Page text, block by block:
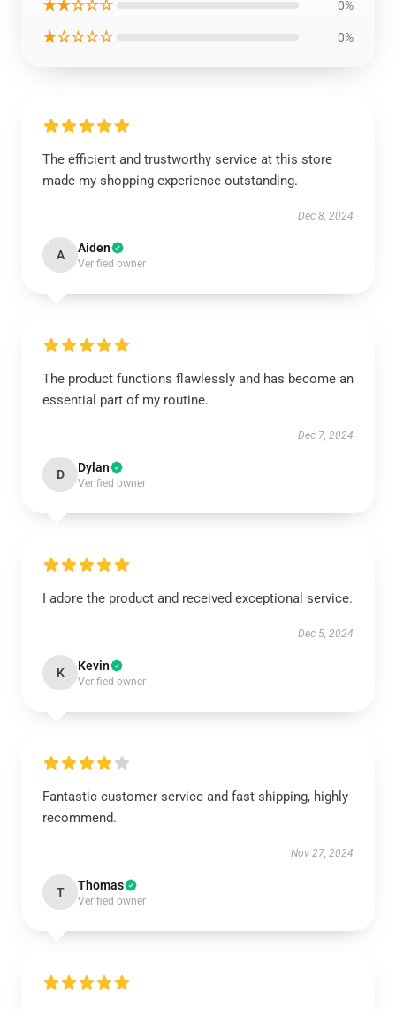
★★☆☆☆ 0%
★☆☆☆☆ 0%
The efficient and trustworthy service at this store
made my shopping experience outstanding.
Dec 8, 2024
A Aiden
Verified owner
The product functions flawlessly and has become an
essential part of my routine.
Dec 7, 2024
D Dylan
Verified owner
I adore the product and received exceptional service.
Dec 5, 2024
K Kevin
Verified owner
Fantastic customer service and fast shipping, highly
recommend.
Nov 27, 2024
T Thomas
Verified owner